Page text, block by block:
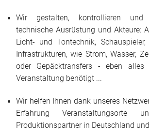
Das war 2013
Das war 2012
Das war 2011
Das war 2010
Das war 2009
Wir gestalten, kontrollieren und
technische Ausrüstung und Akteure:
Licht- und Tontechnik,
Infrastrukturen, wie Strom, Wasser,
oder Gepäcktransfers - eben
Veranstaltung benötigt ...
Wir helfen Ihnen dank unseres
Erfahrung Veranstaltungsorte
Produktionspartner in Deutschland